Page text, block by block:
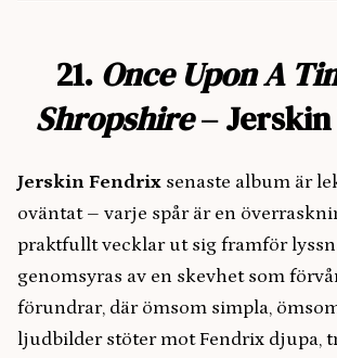
21. Once Upon A
Shropshire–
Jerskin Fendrix senaste album är
oväntat – varje spår är en
praktfullt vecklar ut sig framför
genomsyras av en skevhet som
förundrar, där ömsom simpla,
ljudbilder stöter mot Fendrix djupa,